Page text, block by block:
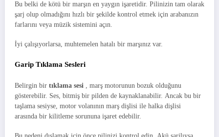
Bu belki de kötü bir marşın en yaygın işaretidir. Pilinizin tam olarak
şarj olup olmadığını hızlı bir şekilde kontrol etmek için arabanızın
farlarını veya müzik sistemini açın.
İyi çalışıyorlarsa, muhtemelen hatalı bir marşınız var.
Garip Tıklama Sesleri
Belirgin bir tıklama sesi , marş motorunun bozuk olduğunu
gösterebilir. Ses, bitmiş bir pilden de kaynaklanabilir. Ancak bu bir
taşlama sesiyse, motor volanının marş dişlisi ile halka dişlisi
arasında bir kilitleme sorununa işaret edebilir.